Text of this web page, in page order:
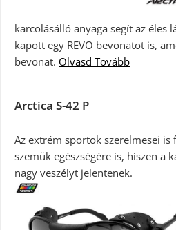
karcolásálló anyaga segít az éles
kapott egy REVO bevonatot is,
bevonat. Olvasd Tovább
Arctica S-42 P
Az extrém sportok szerelmesei is
szemük egészségére is, hiszen a
nagy veszélyt jelentenek.